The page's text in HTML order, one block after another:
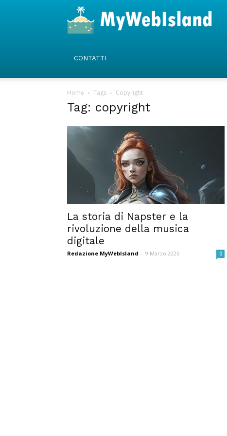
CONTATTI
Home Tags Copyright
Tag: copyright
La storia di Napster e la
rivoluzione della musica
digitale
Redazione MyWebIsland - 9 Marzo 2026 0